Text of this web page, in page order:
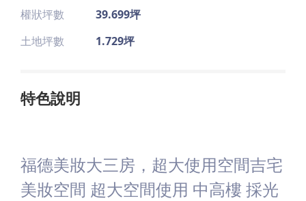
權狀坪數
39.699坪
土地坪數
1.729坪
特色說明
福德美妝大三房，超大使用空間吉宅
美妝空間 超大空間使用 中高樓 採光